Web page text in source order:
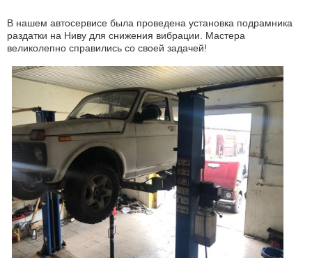
В нашем автосервисе была проведена установка подрамника
раздатки на Ниву для снижения вибрации. Мастера
великолепно справились со своей задачей!